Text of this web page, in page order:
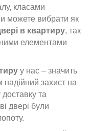
класами
можете вибрати як
в квартиру, так
елементами
у нас – значить
надійний захист на
та
двері були